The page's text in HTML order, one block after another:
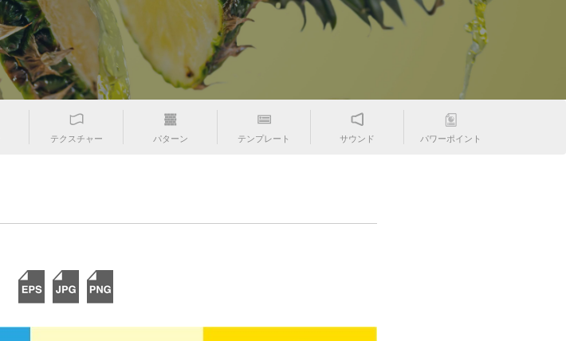
テクスチャー パターン テンプレート サウンド パワーポイント